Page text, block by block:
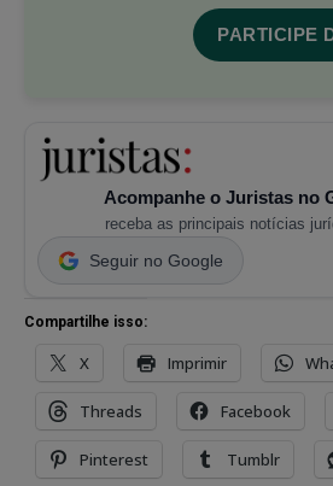
PARTICIPE
Acompanhe o Juristas no
receba as principais notícias
Seguir no Google
Compartilhe isso:
X Imprimir
Threads Facebook
Pinterest Tumblr